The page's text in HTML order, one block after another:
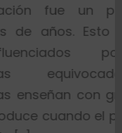
un proceso
Esto es
por
con gráficos
el pez muere